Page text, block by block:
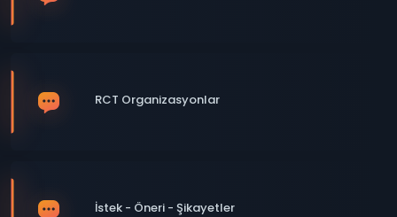
RCT Organizasyonlar
İstek - Öneri - Şikayetler